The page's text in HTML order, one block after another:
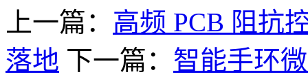
上一篇： 高频 PCB 阻抗
落地 下一篇： 智能手环